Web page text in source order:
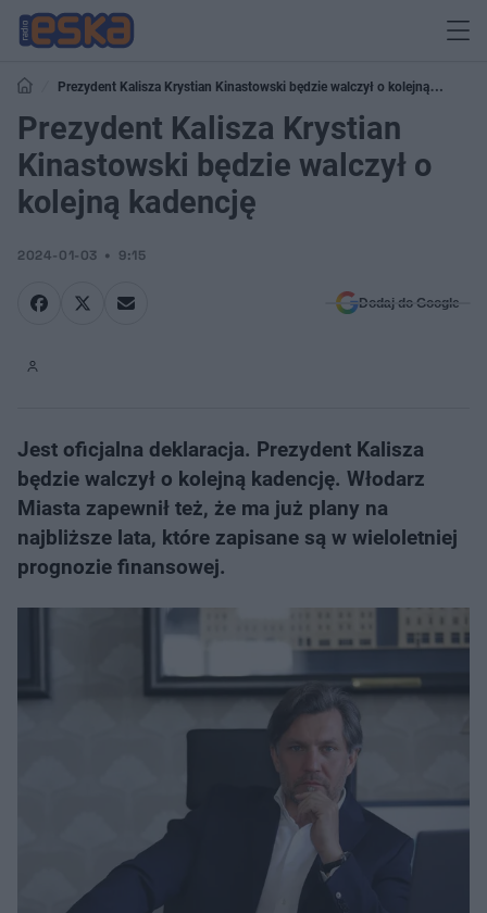
Prezydent Kalisza Krystian Kinastowski będzie walczył o kolejną
kadencję
Prezydent Kalisza Krystian
Kinastowski będzie walczył o
kolejną kadencję
2024-01-03 9:15
Dodaj do Google
Jest oficjalna deklaracja. Prezydent Kalisza
będzie walczył o kolejną kadencję. Włodarz
Miasta zapewnił też, że ma już plany na
najbliższe lata, które zapisane są w wieloletniej
prognozie finansowej.